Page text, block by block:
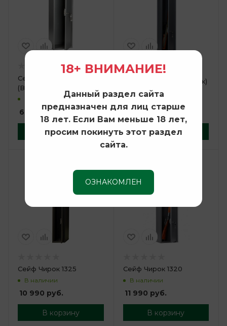
Сейф Чирок 1018
(Воробей)
6 990 руб.
В корзину
Сейф Чирок 1318 (Чирок)
В наличии
7 990руб.
В корзину
Сейф Чирок 1325
В наличии
10 990 руб.
В корзину
Сейф Чирок 1320
В наличии
11 990 руб.
В корзину
18+ ВНИМАНИЕ!
Данный раздел сайта
предназначен для лиц старше
18 лет. Если Вам меньше 18 лет,
просим покинуть этот раздел
сайта.
ОЗНАКОМЛЕН